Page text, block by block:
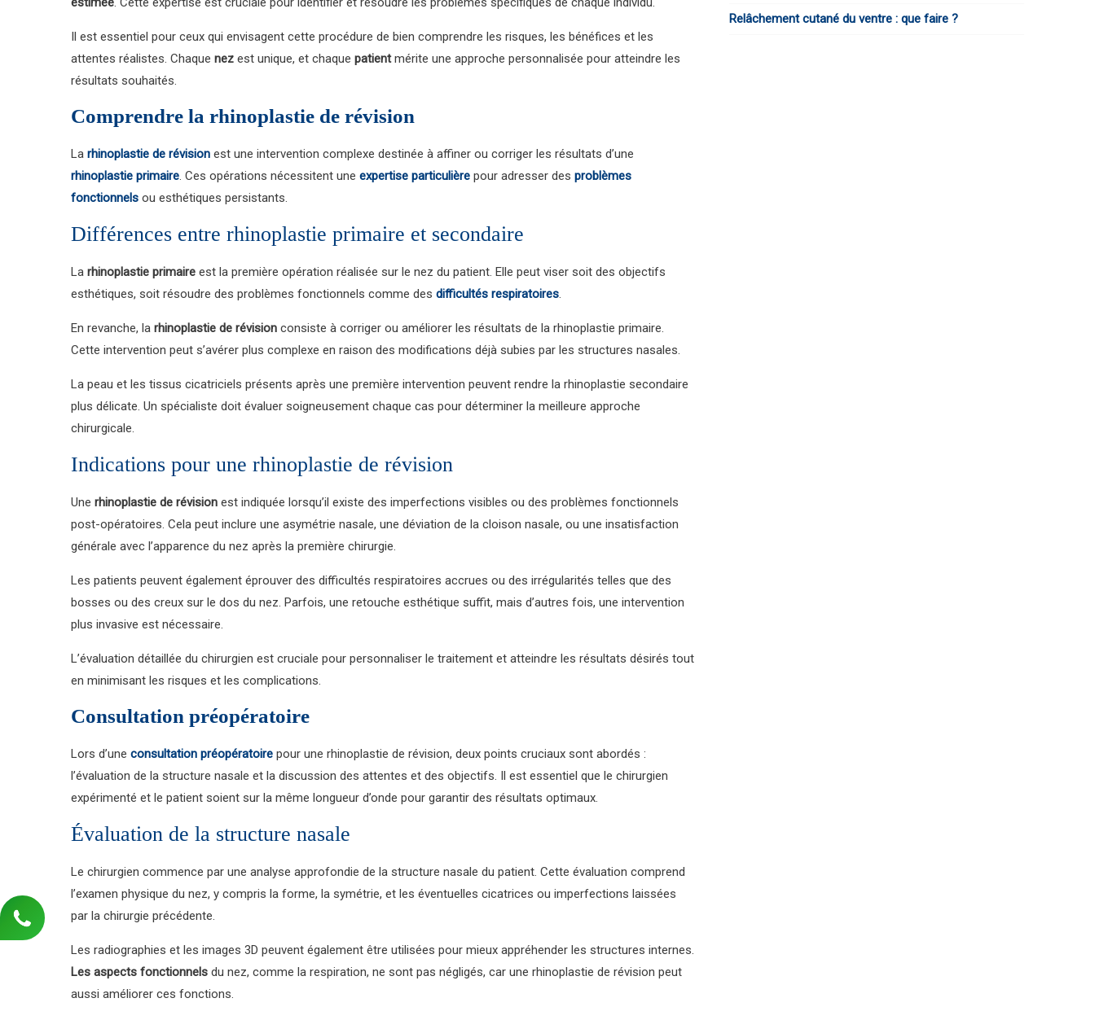
Il est essentiel pour ceux qui envisagent cette procédure de bien comprendre les risques, les bénéfices et les
attentes réalistes. Chaque nez est unique, et chaque patientmérite une approche personnalisée pour atteindre les
résultats souhaités.
Comprendre la rhinoplastie de révision
La rhinoplastie de révision est une intervention complexe destinée à affiner ou corriger les résultats d’une
rhinoplastie primaire. Ces opérations nécessitent une expertise particulière pour adresser des problèmes
fonctionnels ou esthétiques persistants.
Différences entre rhinoplastie primaire et secondaire
La rhinoplastie primaire est la première opération réalisée sur le nez du patient. Elle peut viser soit des objectifs
esthétiques, soit résoudre des problèmes fonctionnels comme des difficultés respiratoires.
En revanche, la rhinoplastie de révision consiste à corriger ou améliorer les résultats de la rhinoplastie primaire.
Cette intervention peut s’avérer plus complexe en raison des modifications déjà subies par les structures nasales.
La peau et les tissus cicatriciels présents après une première intervention peuvent rendre la rhinoplastie secondaire
plus délicate. Un spécialiste doit évaluer soigneusement chaque cas pour déterminer la meilleure approche
chirurgicale.
Indications pour une rhinoplastie de révision
Une rhinoplastie de révision est indiquée lorsqu’il existe des imperfections visibles ou des problèmes fonctionnels
post-opératoires. Cela peut inclure une asymétrie nasale, une déviation de la cloison nasale, ou une insatisfaction
générale avec l’apparence du nez après la première chirurgie.
Les patients peuvent également éprouver des difficultés respiratoires accrues ou des irrégularités telles que des
bosses ou des creux sur le dos du nez. Parfois, une retouche esthétique suffit, mais d’autres fois, une intervention
plus invasive est nécessaire.
L’évaluation détaillée du chirurgien est cruciale pour personnaliser le traitement et atteindre les résultats désirés tout
en minimisant les risques et les complications.
Consultation préopératoire
Lors d’une consultation préopératoire pour une rhinoplastie de révision, deux points cruciaux sont abordés :
l’évaluation de la structure nasale et la discussion des attentes et des objectifs. Il est essentiel que le chirurgien
expérimenté et le patient soient sur la même longueur d’onde pour garantir des résultats optimaux.
Évaluation de la structure nasale
Le chirurgien commence par une analyse approfondie de la structure nasale du patient. Cette évaluation comprend
l’examen physique du nez, y compris la forme, la symétrie, et les éventuelles cicatrices ou imperfections laissées
par la chirurgie précédente.
Les radiographies et les images 3D peuvent également être utilisées pour mieux appréhender les structures internes.
Les aspects fonctionnels du nez, comme la respiration, ne sont pas négligés, car une rhinoplastie de révision peut
aussi améliorer ces fonctions.
Relâchement cutané du ventre : que faire ?